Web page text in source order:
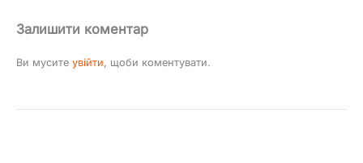
Залишити коментар
Ви мусите увійти, щоби коментувати.